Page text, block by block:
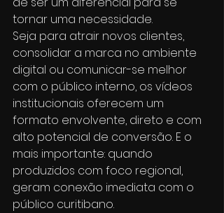
tornar uma necessidade.
Seja para atrair novos clientes,
consolidar a marca no ambiente
digital ou comunicar-se melhor
com o público interno, os vídeos
institucionais oferecem um
formato envolvente, direto e com
alto potencial de conversão. E o
mais importante: quando
produzidos com foco regional,
geram conexão imediata com o
público curitibano.